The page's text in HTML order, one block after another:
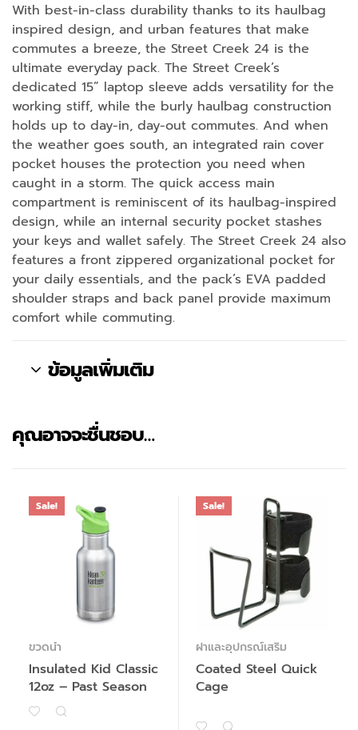
With best-in-class durability thanks to its haulbag
inspired design, and urban features that make
commutes a breeze, the Street Creek 24 is the
ultimate everyday pack. The Street Creek’s
dedicated 15” laptop sleeve adds versatility for the
working stiff, while the burly haulbag construction
holds up to day-in, day-out commutes. And when
the weather goes south, an integrated rain cover
pocket houses the protection you need when
caught in a storm. The quick access main
compartment is reminiscent of its haulbag-inspired
design, while an internal security pocket stashes
your keys and wallet safely. The Street Creek 24 also
features a front zippered organizational pocket for
your daily essentials, and the pack’s EVA padded
shoulder straps and back panel provide maximum
comfort while commuting.
ข้อมูลเพิ่มเติม
คุณอาจจะชื่นชอบ…
Sale!
ขวดน้ำ
Insulated Kid Classic
12oz – Past Season
Sale!
ฝาและอุปกรณ์เสริม
Coated Steel Quick
Cage